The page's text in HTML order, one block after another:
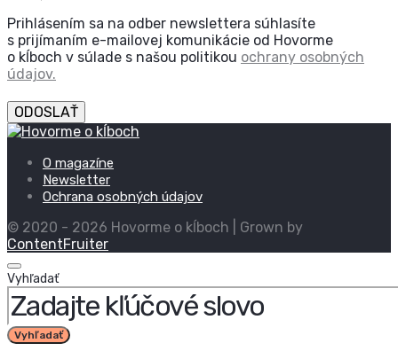
Prihlásením sa na odber newslettera súhlasíte
s prijímaním e-mailovej komunikácie od Hovorme
o kĺboch v súlade s našou politikou ochrany osobných
údajov.
ODOSLAŤ
O magazíne
Newsletter
Ochrana osobných údajov
© 2020 - 2026 Hovorme o kĺboch | Grown by
ContentFruiter
Vyhľadať
Vyhľadať